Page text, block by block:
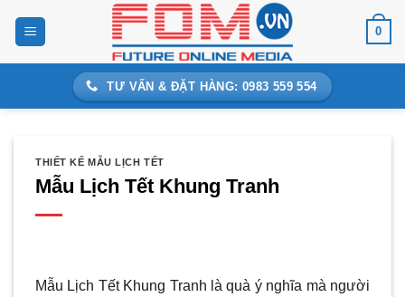
0
TƯ VẤN & ĐẶT HÀNG: 0983 559 554
THIẾT KẾ MẪU LỊCH TẾT
Mẫu Lịch Tết Khung Tranh
Mẫu Lịch Tết Khung Tranh là quà ý nghĩa mà người